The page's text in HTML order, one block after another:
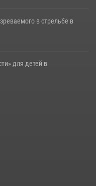
в стрельбе в
для детей в